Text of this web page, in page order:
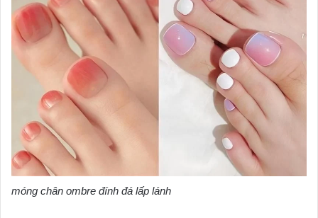
móng chân ombre đính đá lấp lánh